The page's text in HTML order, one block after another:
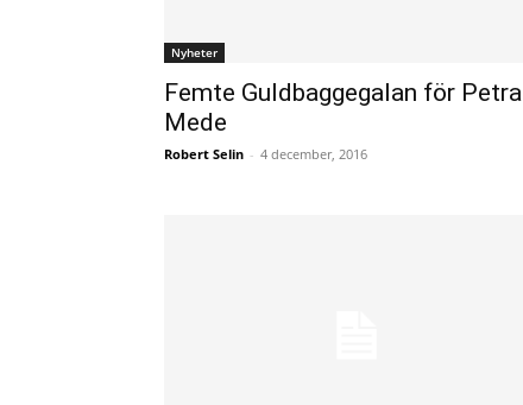
Nyheter
Femte Guldbaggegalan för Petra
Mede
Robert Selin - 4 december, 2016